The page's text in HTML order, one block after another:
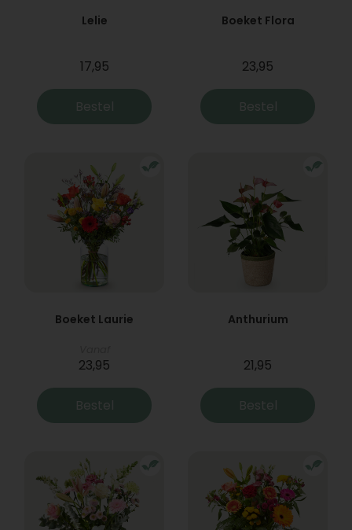
Lelie
17,95
Bestel
Boeket Flora
23,95
Bestel
Boeket Laurie
23,95
Bestel
Anthurium
21,95
Bestel